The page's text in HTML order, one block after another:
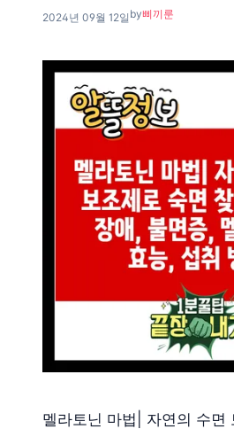
2024년 09월 12일 by삐끼룬
멜라토닌 마법| 자연의 수면